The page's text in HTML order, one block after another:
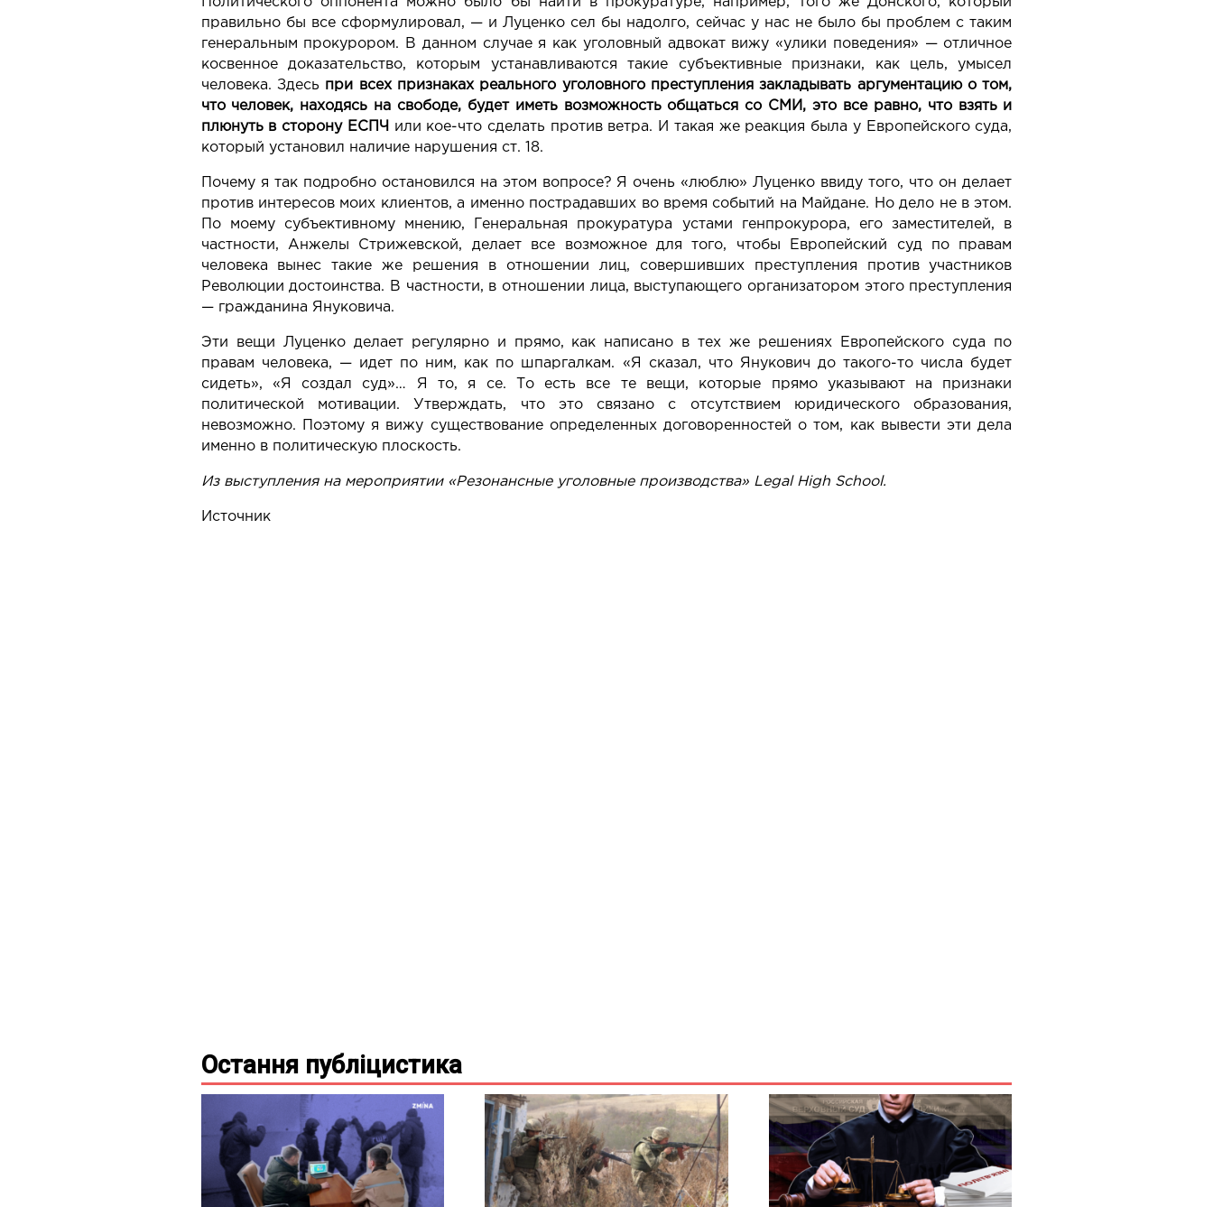
правильно бы все сформулировал, — и Луценко сел бы надолго, сейчас у нас не было бы проблем с таким
генеральным прокурором. В данном случае я как уголовный адвокат вижу «улики поведения» — отличное
косвенное доказательство, которым устанавливаются такие субъективные признаки, как цель, умысел
человека. Здесь при всех признаках реального уголовного преступления закладывать аргументацию о том,
что человек, находясь на свободе, будет иметь возможность общаться со СМИ, это все равно, что взять и
плюнуть в сторону ЕСПЧ или кое-что сделать против ветра. И такая же реакция была у Европейского суда,
который установил наличие нарушения ст. 18.
Почему я так подробно остановился на этом вопросе? Я очень «люблю» Луценко ввиду того, что он делает
против интересов моих клиентов, а именно пострадавших во время событий на Майдане. Но дело не в этом.
По моему субъективному мнению, Генеральная прокуратура устами генпрокурора, его заместителей, в
частности, Анжелы Стрижевской, делает все возможное для того, чтобы Европейский суд по правам
человека вынес такие же решения в отношении лиц, совершивших преступления против участников
Революции достоинства. В частности, в отношении лица, выступающего организатором этого преступления
— гражданина Януковича.
Эти вещи Луценко делает регулярно и прямо, как написано в тех же решениях Европейского суда по
правам человека, — идет по ним, как по шпаргалкам. «Я сказал, что Янукович до такого-то числа будет
сидеть», «Я создал суд»… Я то, я се. То есть все те вещи, которые прямо указывают на признаки
политической мотивации. Утверждать, что это связано с отсутствием юридического образования,
невозможно. Поэтому я вижу существование определенных договоренностей о том, как вывести эти дела
именно в политическую плоскость.
Из выступления на мероприятии «Резонансные уголовные производства» Legal High School.
Источник
Остання публіцистика